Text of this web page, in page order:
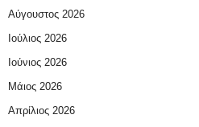
Αύγουστος 2026
Ιούλιος 2026
Ιούνιος 2026
Μάιος 2026
Απρίλιος 2026